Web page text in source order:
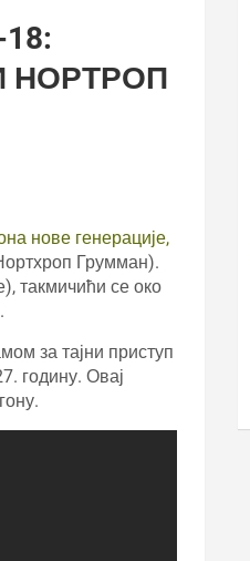
НОРТРОП
нове генерације,
Грумман).
такмичићи се око
за тајни приступ
годину. Овај